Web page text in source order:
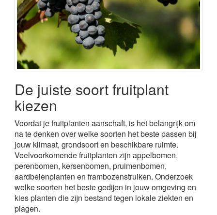
De juiste soort fruitplant
kiezen
Voordat je fruitplanten aanschaft, is het belangrijk om
na te denken over welke soorten het beste passen bij
jouw klimaat, grondsoort en beschikbare ruimte.
Veelvoorkomende fruitplanten zijn appelbomen,
perenbomen, kersenbomen, pruimenbomen,
aardbeienplanten en frambozenstruiken. Onderzoek
welke soorten het beste gedijen in jouw omgeving en
kies planten die zijn bestand tegen lokale ziekten en
plagen.